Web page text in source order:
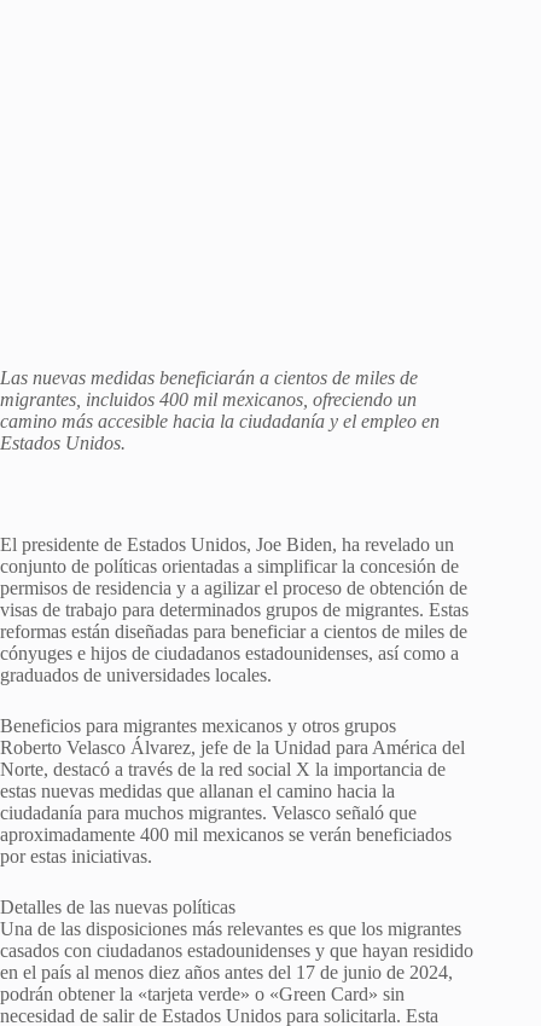
Las nuevas medidas beneficiarán a cientos de miles de
migrantes, incluidos 400 mil mexicanos, ofreciendo un
camino más accesible hacia la ciudadanía y el empleo en
Estados Unidos.
El presidente de Estados Unidos, Joe Biden, ha revelado un
conjunto de políticas orientadas a simplificar la concesión de
permisos de residencia y a agilizar el proceso de obtención de
visas de trabajo para determinados grupos de migrantes. Estas
reformas están diseñadas para beneficiar a cientos de miles de
cónyuges e hijos de ciudadanos estadounidenses, así como a
graduados de universidades locales.
Beneficios para migrantes mexicanos y otros grupos
Roberto Velasco Álvarez, jefe de la Unidad para América del
Norte, destacó a través de la red social X la importancia de
estas nuevas medidas que allanan el camino hacia la
ciudadanía para muchos migrantes. Velasco señaló que
aproximadamente 400 mil mexicanos se verán beneficiados
por estas iniciativas.
Detalles de las nuevas políticas
Una de las disposiciones más relevantes es que los migrantes
casados con ciudadanos estadounidenses y que hayan residido
en el país al menos diez años antes del 17 de junio de 2024,
podrán obtener la «tarjeta verde» o «Green Card» sin
necesidad de salir de Estados Unidos para solicitarla. Esta